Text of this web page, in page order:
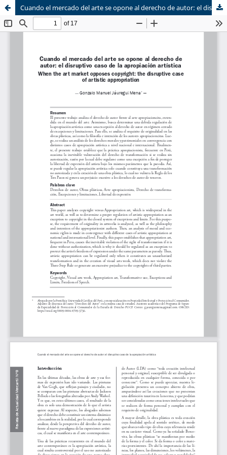
Sistema de
Bibliotecas
Equipo de
Derecho Mercantil
Cuando el mercado del arte se opone al derecho de autor: el disruptivo caso de la apropiación artística